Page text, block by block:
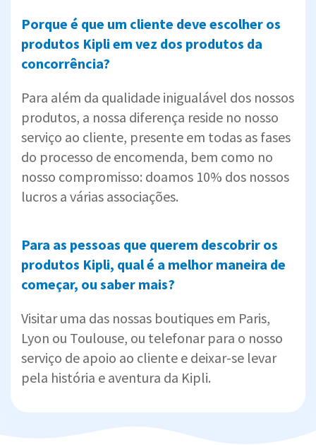
Porque é que um cliente deve escolher os
produtos Kipli em vez dos produtos da
concorrência?
Para além da qualidade inigualável dos nossos
produtos, a nossa diferença reside no nosso
serviço ao cliente, presente em todas as fases
do processo de encomenda, bem como no
nosso compromisso: doamos 10% dos nossos
lucros a várias associações.
Para as pessoas que querem descobrir os
produtos Kipli, qual é a melhor maneira de
começar, ou saber mais?
Visitar uma das nossas boutiques em Paris,
Lyon ou Toulouse, ou telefonar para o nosso
serviço de apoio ao cliente e deixar-se levar
pela história e aventura da Kipli.